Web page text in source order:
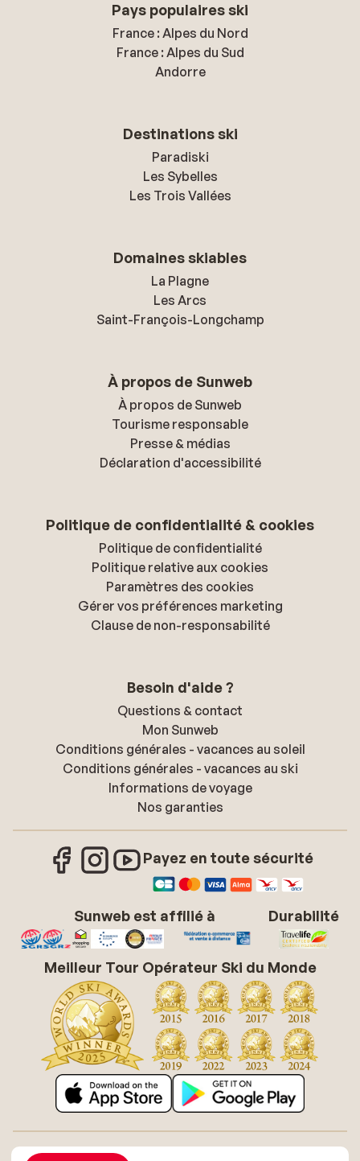
Pays populaires ski
France : Alpes du Nord
France : Alpes du Sud
Andorre
Destinations ski
Paradiski
Les Sybelles
Les Trois Vallées
Domaines skiables
La Plagne
Les Arcs
Saint-François-Longchamp
À propos de Sunweb
À propos de Sunweb
Tourisme responsable
Presse & médias
Déclaration d'accessibilité
Politique de confidentialité & cookies
Politique de confidentialité
Politique relative aux cookies
Paramètres des cookies
Gérer vos préférences marketing
Clause de non-responsabilité
Besoin d'aide ?
Questions & contact
Mon Sunweb
Conditions générales - vacances au soleil
Conditions générales - vacances au ski
Informations de voyage
Nos garanties
Payez en toute sécurité
Sunweb est affilié à Durabilité
Meilleur Tour Opérateur Ski du Monde
À propos de Sunweb